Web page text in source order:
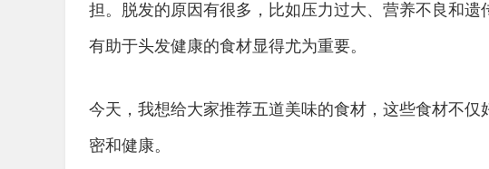
担。脱发的原因有很多，比如压力过大、营养不良和
有助于头发健康的食材显得尤为重要。
今天，我想给大家推荐五道美味的食材，这些食材不
密和健康。